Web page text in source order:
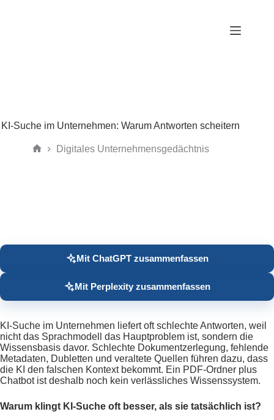
KI-Suche im Unternehmen: Warum Antworten scheitern
Digitales Unternehmensgedächtnis
Mit ChatGPT zusammenfassen
Mit Perplexity zusammenfassen
KI-Suche im Unternehmen liefert oft schlechte Antworten, weil
nicht das Sprachmodell das Hauptproblem ist, sondern die
Wissensbasis davor. Schlechte Dokumentzerlegung, fehlende
Metadaten, Dubletten und veraltete Quellen führen dazu, dass
die KI den falschen Kontext bekommt. Ein PDF-Ordner plus
Chatbot ist deshalb noch kein verlässliches Wissenssystem.
Warum klingt KI-Suche oft besser, als sie tatsächlich ist?